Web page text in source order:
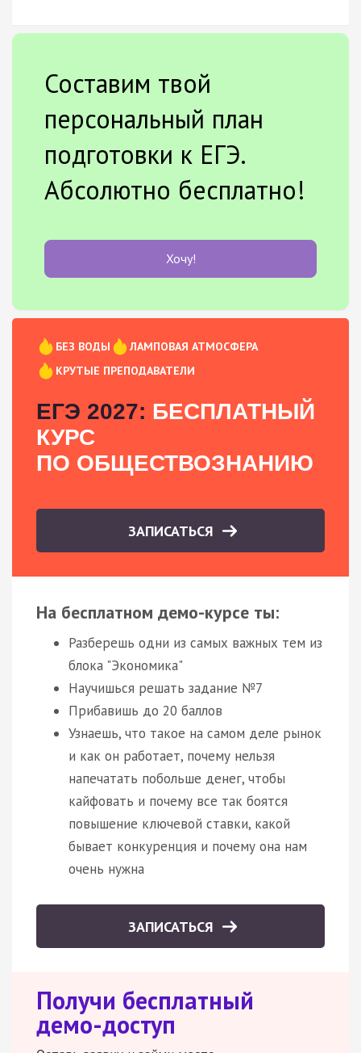
Составим твой
персональный план
подготовки к ЕГЭ.
Абсолютно бесплатно!
Хочу!
БЕЗ ВОДЫ
ЛАМПОВАЯ АТМОСФЕРА
КРУТЫЕ ПРЕПОДАВАТЕЛИ
ЕГЭ 2027: БЕСПЛАТНЫЙ
КУРС
ПО ОБЩЕСТВОЗНАНИЮ
ЗАПИСАТЬСЯ
На бесплатном демо-курсе ты:
Разберешь одни из самых важных тем из
блока "Экономика"
Научишься решать задание №7
Прибавишь до 20 баллов
Узнаешь, что такое на самом деле рынок
и как он работает, почему нельзя
напечатать побольше денег, чтобы
кайфовать и почему все так боятся
повышение ключевой ставки, какой
бывает конкуренция и почему она нам
очень нужна
ЗАПИСАТЬСЯ
Получи бесплатный
демо-доступ